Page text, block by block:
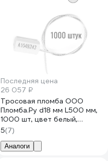
Последняя цена
26 057 ₽
Тросовая пломба ООО
Пломба.Ру d18 мм L500 мм,
1000 шт, цвет белый,
призма 1006218
5(7)
Аналоги